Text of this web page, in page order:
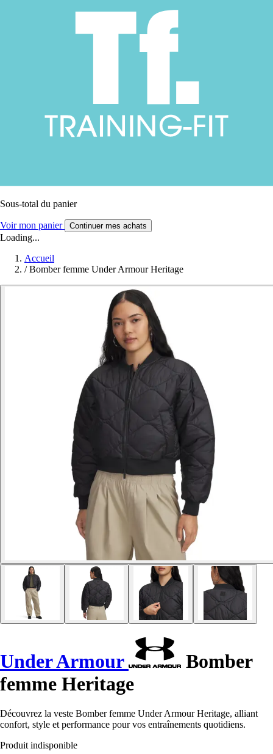
Sous-total du panier
Voir mon panier Continuer mes achats
Loading...
Accueil
/ Bomber femme Under Armour Heritage
Under Armour
Bomber
femme Heritage
Découvrez la veste Bomber femme Under Armour Heritage, alliant
confort, style et performance pour vos entraînements quotidiens.
Produit indisponible